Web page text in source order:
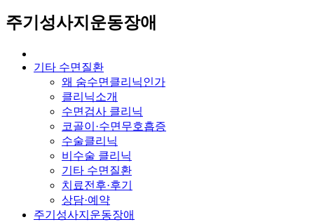
주기성사지운동장애
기타 수면질환
왜 숨수면클리닉인가
클리닉소개
수면검사 클리닉
코골이·수면무호흡증
수술클리닉
비수술 클리닉
기타 수면질환
치료전후·후기
상담·예약
주기성사지운동장애